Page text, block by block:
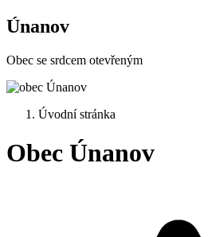
Únanov
Obec se srdcem otevřeným
Úvodní stránka
Obec Únanov